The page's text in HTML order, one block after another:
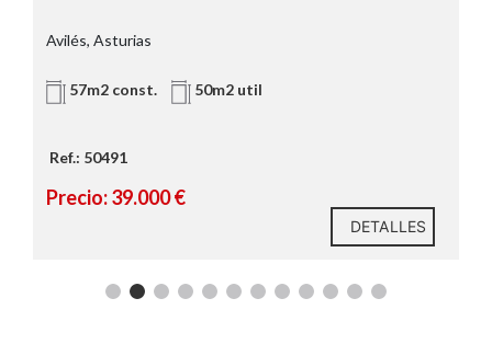
Avilés, Asturias
57m2 const. 50m2 util
Ref.: 50491
Precio: 39.000 €
DETALLES